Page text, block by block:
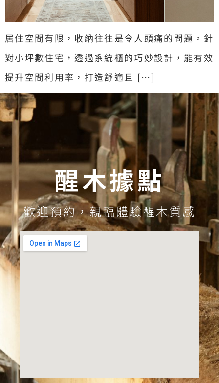
居住空間有限，收納往往是令人頭痛的問題。針
對小坪數住宅，透過系統櫃的巧妙設計，能有效
提升空間利用率，打造舒適且 […]
醒木據點
歡迎預約，親臨體驗醒木質感